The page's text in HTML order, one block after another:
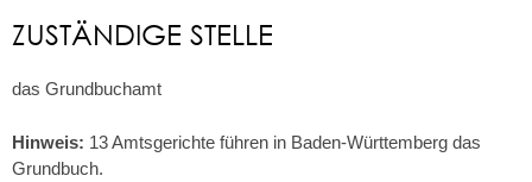
ZUSTÄNDIGE STELLE
das Grundbuchamt
Hinweis: 13 Amtsgerichte führen in Baden-Württemberg das
Grundbuch.